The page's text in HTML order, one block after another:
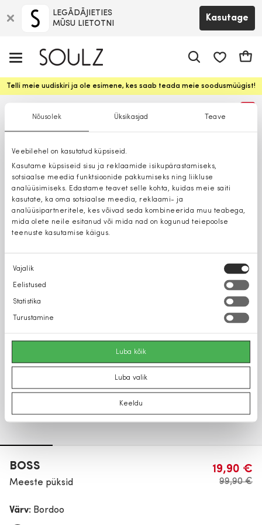
Nõusolek Üksikasjad Teave
Veebilehel on kasutatud küpsiseid.
Kasutame küpsiseid sisu ja reklaamide isikupärastamiseks,
sotsiaalse meedia funktsioonide pakkumiseks ning liikluse
analüüsimiseks. Edastame teavet selle kohta, kuidas meie saiti
kasutate, ka oma sotsiaalse meedia, reklaami- ja
analüüsipartneritele, kes võivad seda kombineerida muu teabega,
mida olete neile esitanud või mida nad on kogunud teiepoolse
teenuste kasutamise käigus.
Nõusoleku
valik
Vajalik
Eelistused
Statistika
Turustamine
Luba kõik
Luba valik
Keeldu
LEGĀDĀJIETIES
MŪSU LIETOTNI
Kasutage
Telli meie uudiskiri ja ole esimene, kes saab teada meie soodusmüügist!
BOSS
Meeste püksid
19,90 €
99,90 €
Värv: Bordoo